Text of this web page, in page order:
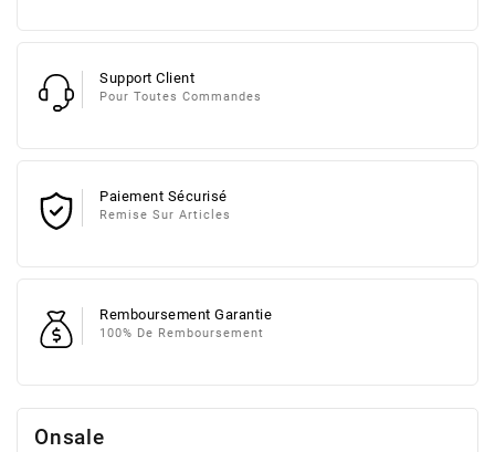
Support Client
Pour Toutes Commandes
Paiement Sécurisé
Remise Sur Articles
Remboursement Garantie
100% De Remboursement
Onsale